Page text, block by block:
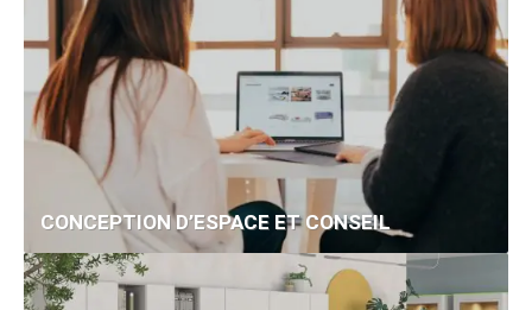
CONCEPTION D’ESPACE ET CONSEIL